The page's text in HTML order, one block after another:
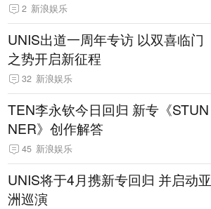
2 新浪娱乐
UNIS出道一周年专访 以双喜临门
之势开启新征程
32 新浪娱乐
TEN李永钦今日回归 新专《STUN
NER》创作解答
45 新浪娱乐
UNIS将于4月携新专回归 并启动亚
洲巡演